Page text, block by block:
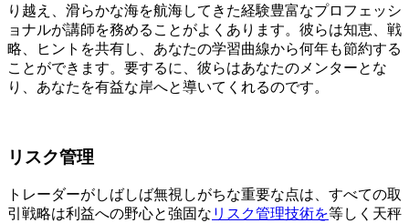
り越え、滑らかな海を航海してきた経験豊富なプロフェッシ
ョナルが講師を務めることがよくあります。彼らは知恵、戦
略、ヒントを共有し、あなたの学習曲線から何年も節約する
ことができます。要するに、彼らはあなたのメンターとな
り、あなたを有益な岸へと導いてくれるのです。
リスク管理
トレーダーがしばしば無視しがちな重要な点は、すべての取
引戦略は利益への野心と強固な リスク管理技術を等しく天秤